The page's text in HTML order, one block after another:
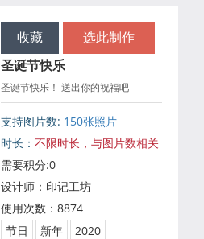
收藏 选此制作
圣诞节快乐
圣诞节快乐！ 送出你的祝福吧
支持图片数: 150张照片
时长： 不限时长，与图片数相关
需要积分:0
设计师：印记工坊
使用次数：8874
节日
新年 2020